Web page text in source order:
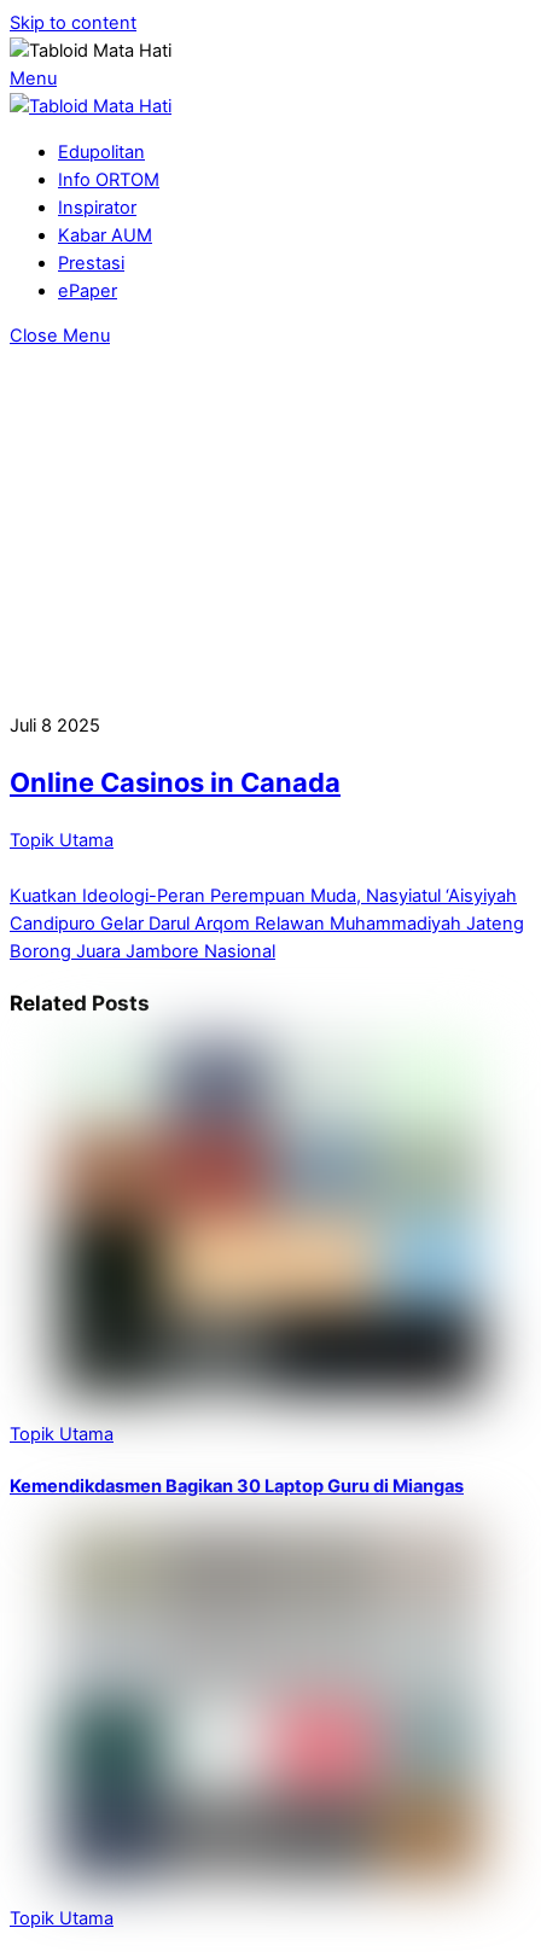
Skip to content
Menu
Edupolitan
Info ORTOM
Inspirator
Kabar AUM
Prestasi
ePaper
Close Menu
Juli 8 2025
Online Casinos in Canada
Topik Utama
Kuatkan Ideologi-Peran Perempuan Muda, Nasyiatul ‘Aisyiyah
Candipuro Gelar Darul Arqom Relawan Muhammadiyah Jateng
Borong Juara Jambore Nasional
Related Posts
Topik Utama
Kemendikdasmen Bagikan 30 Laptop Guru di Miangas
Topik Utama